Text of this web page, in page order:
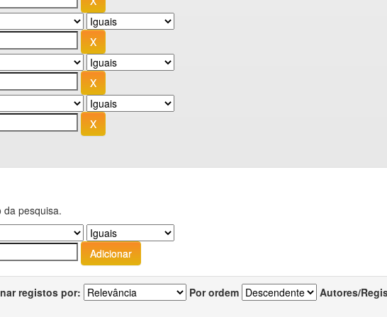
da pesquisa.
registos por: Por ordem Autores/